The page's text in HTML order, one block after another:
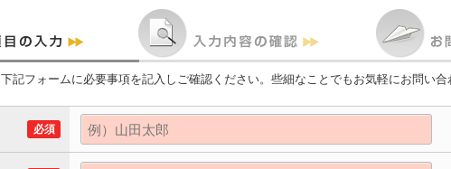
下記フォームに必要事項を記入しご確認ください。些細なことでもお気軽にお問い合
必須